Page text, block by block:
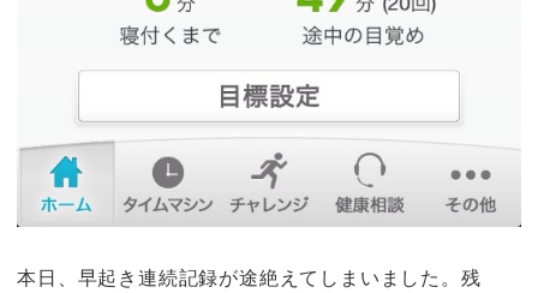
本日、早起き連続記録が途絶えてしまいました。残